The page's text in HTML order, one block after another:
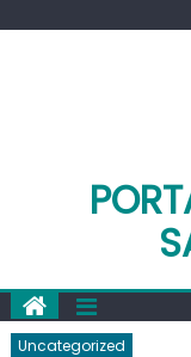
Uncategorized